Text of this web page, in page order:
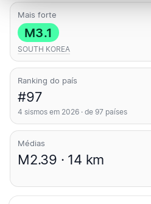
Mais forte
M3.1
SOUTH KOREA
Ranking do país
#97
4 sismos em 2026 · de 97 países
Médias
M2.39 · 14 km